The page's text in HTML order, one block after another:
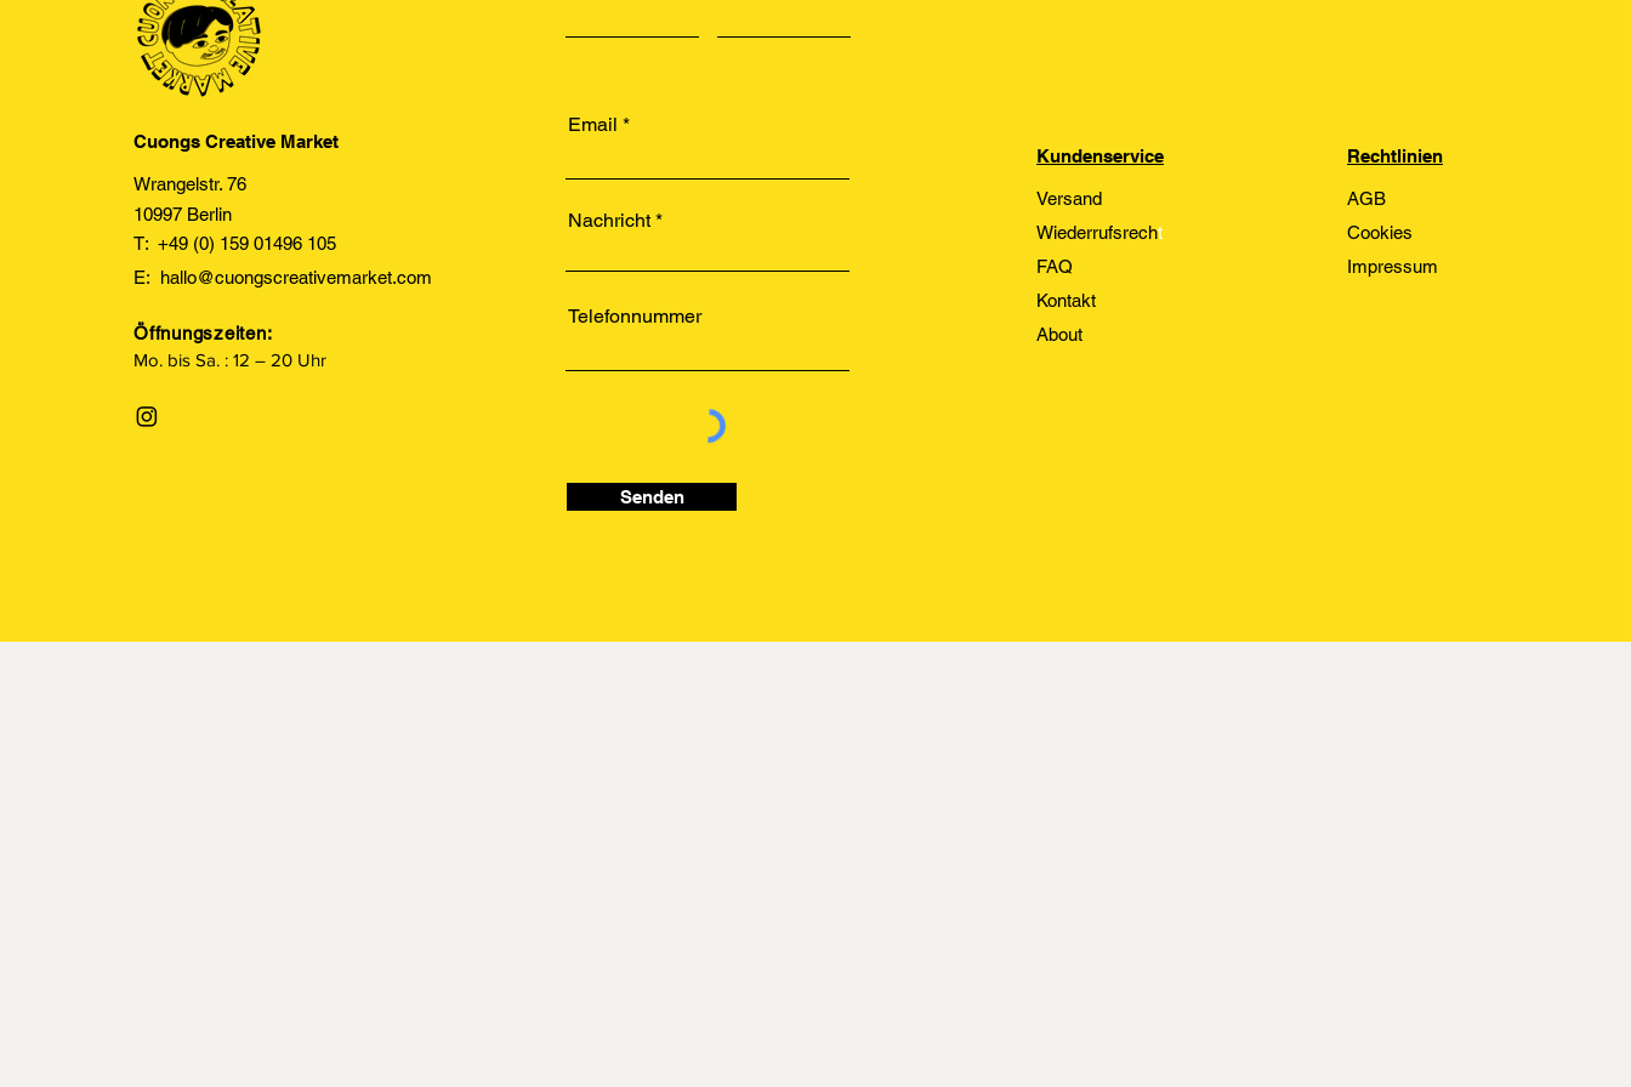
Cuongs Creative Market
Wrangelstr. 76
10997 Berlin
T: +49 (0) 159 01496 105
E: hallo@cuongscreativemarket.com
Öffnungszeiten:
Mo. bis Sa. : 12 – 20 Uhr
Email
Nachricht
Telefonnummer
Senden
Kundenservice
Versand
Wiederrufsrecht
FAQ
Kontakt
About
Rechtlinien
AGB
Cookies
Impressum